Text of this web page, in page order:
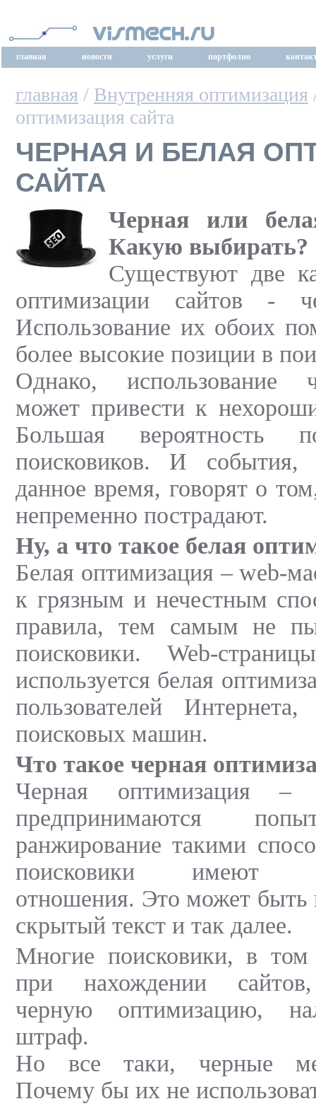
главная новости услуги портфолио
главная / Внутренняя оптимизация
оптимизация сайта
ЧЕРНАЯ И БЕЛАЯ
САЙТА
Черная или
Какую выбирать?
Существуют две
оптимизации сайтов -
Использование их обоих
более высокие позиции в
Однако, использование
может привести к
Большая вероятность
поисковиков. И события,
данное время, говорят о
непременно пострадают.
Ну, а что такое белая
Белая оптимизация – web-
к грязным и нечестным
правила, тем самым не
поисковики. Web-
используется белая
пользователей
поисковых машин.
Что такое черная
Черная оптимизация
предпринимаются
ранжирование такими
поисковики имеют
отношения. Это может быть
скрытый текст и так далее.
Многие поисковики, в
при нахождении
черную оптимизацию,
штраф.
Но все таки, черные
Почему бы их не